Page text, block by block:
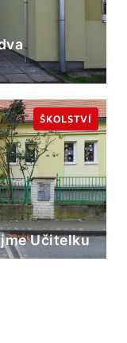
Učitelku
ŠKOLSTVÍ